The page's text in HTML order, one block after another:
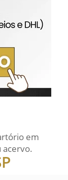
em
acervo.